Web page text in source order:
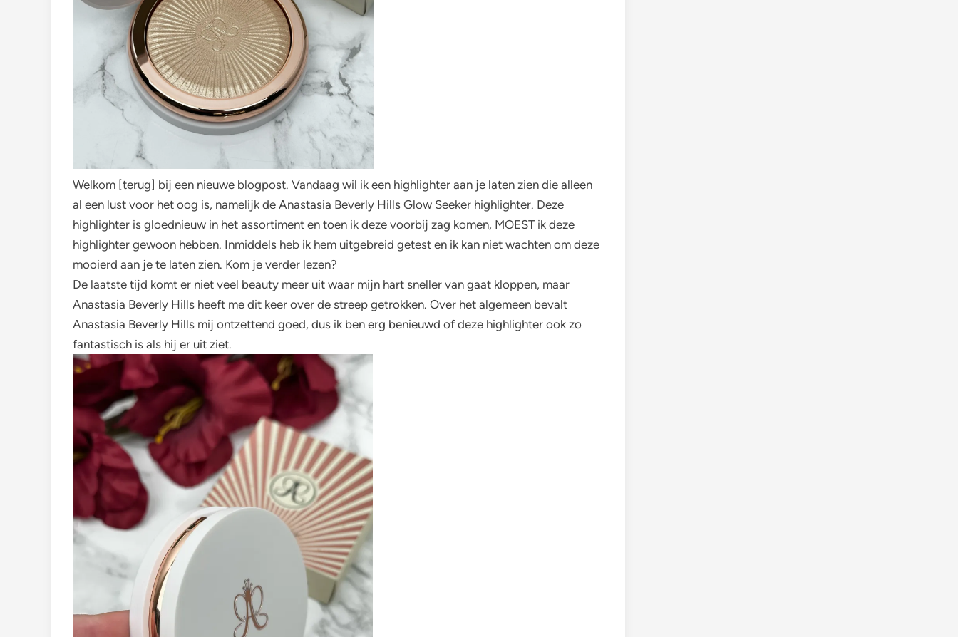
Welkom [terug] bij een nieuwe blogpost. Vandaag wil ik een highlighter aan je laten zien die alleen
al een lust voor het oog is, namelijk de Anastasia Beverly Hills Glow Seeker highlighter. Deze
highlighter is gloednieuw in het assortiment en toen ik deze voorbij zag komen, MOEST ik deze
highlighter gewoon hebben. Inmiddels heb ik hem uitgebreid getest en ik kan niet wachten om deze
mooierd aan je te laten zien. Kom je verder lezen?
De laatste tijd komt er niet veel beauty meer uit waar mijn hart sneller van gaat kloppen, maar
Anastasia Beverly Hills heeft me dit keer over de streep getrokken. Over het algemeen bevalt
Anastasia Beverly Hills mij ontzettend goed, dus ik ben erg benieuwd of deze highlighter ook zo
fantastisch is als hij er uit ziet.